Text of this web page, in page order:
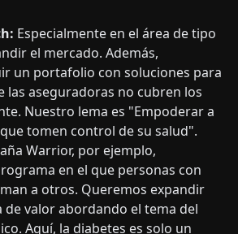
Especialmente en el área de tipo
el mercado. Además,
un portafolio con soluciones para
las aseguradoras no cubren los
Nuestro lema es "Empoderar a
tomen control de su salud".
Warrior, por ejemplo,
en el que personas con
a otros. Queremos expandir
valor abordando el tema del
Aquí, la diabetes es solo un